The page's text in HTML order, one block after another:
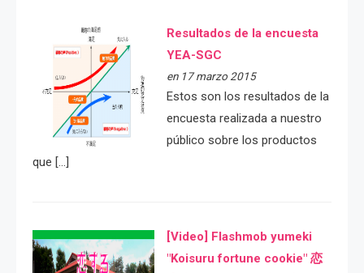
Resultados de la encuesta
YEA-SGC
en 17 marzo 2015
Estos son los resultados de la
encuesta realizada a nuestro
público sobre los productos
que […]
[Video] Flashmob yumeki
"Koisuru fortune cookie" 恋